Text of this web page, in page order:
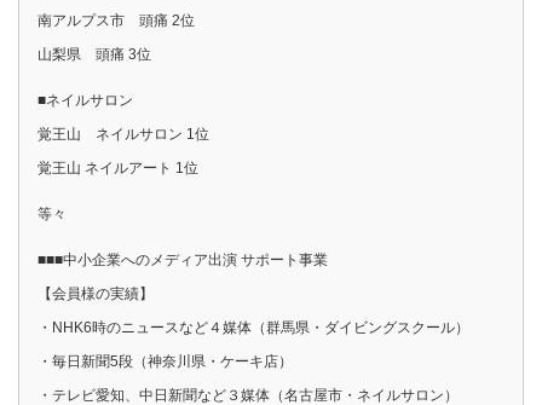
南アルプス市 頭痛 2位
山梨県 頭痛 3位
■ネイルサロン
覚王山 ネイルサロン 1位
覚王山 ネイルアート 1位
等々
■■■中小企業へのメディア出演 サポート事業
【会員様の実績】
・NHK6時のニュースなど４媒体（群馬県・ダイビングスクール）
・毎日新聞5段（神奈川県・ケーキ店）
・テレビ愛知、中日新聞など３媒体（名古屋市・ネイルサロン）